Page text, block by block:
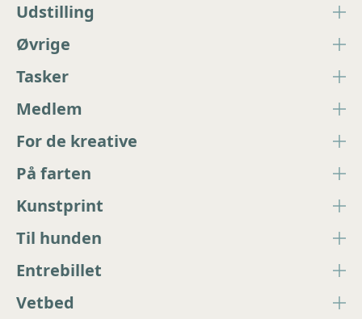
Udstilling
Øvrige
Tasker
Medlem
For de kreative
På farten
Kunstprint
Til hunden
Entrebillet
Vetbed